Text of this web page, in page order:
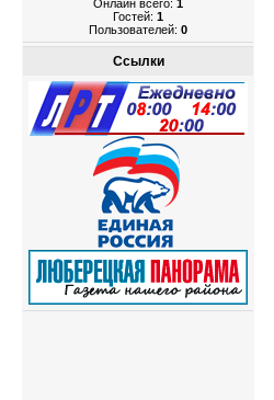
Онлайн всего: 1
Гостей: 1
Пользователей: 0
Ссылки